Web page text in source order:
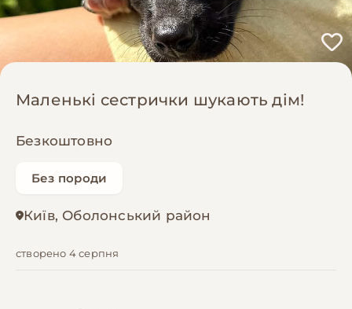
Маленькі сестрички шукають дім!
Безкоштовно
Без породи
Київ, Оболонський район
створено 4 серпня